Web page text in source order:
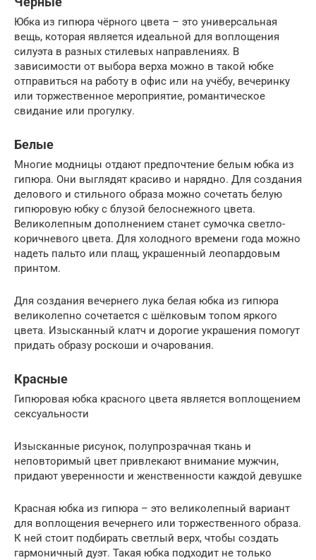
Юбка из гипюра чёрного цвета – это универсальная
вещь, которая является идеальной для воплощения
силуэта в разных стилевых направлениях. В
зависимости от выбора верха можно в такой юбке
отправиться на работу в офис или на учёбу, вечеринку
или торжественное мероприятие, романтическое
свидание или прогулку.
Белые
Многие модницы отдают предпочтение белым юбка из
гипюра. Они выглядят красиво и нарядно. Для создания
делового и стильного образа можно сочетать белую
гипюровую юбку с блузой белоснежного цвета.
Великолепным дополнением станет сумочка светло-
коричневого цвета. Для холодного времени года можно
надеть пальто или плащ, украшенный леопардовым
принтом.
Для создания вечернего лука белая юбка из гипюра
великолепно сочетается с шёлковым топом яркого
цвета. Изысканный клатч и дорогие украшения помогут
придать образу роскоши и очарования.
Красные
Гипюровая юбка красного цвета является воплощением
сексуальности
Изысканные рисунок, полупрозрачная ткань и
неповторимый цвет привлекают внимание мужчин,
придают уверенности и женственности каждой девушке
Красная юбка из гипюра – это великолепный вариант
для воплощения вечернего или торжественного образа.
К ней стоит подбирать светлый верх, чтобы создать
гармоничный дуэт. Такая юбка подходит не только